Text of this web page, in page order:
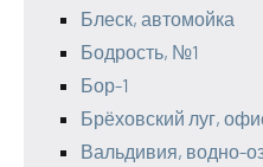
Блеск, автомойка
Бодрость, №1
Бор-1
Брёховский луг,
Вальдивия, водно-